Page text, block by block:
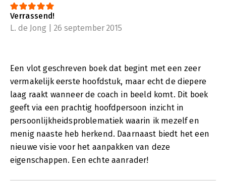
Verrassend!
L. de Jong | 26 september 2015
Een vlot geschreven boek dat begint met een zeer
vermakelijk eerste hoofdstuk, maar echt de diepere
laag raakt wanneer de coach in beeld komt. Dit boek
geeft via een prachtig hoofdpersoon inzicht in
persoonlijkheidsproblematiek waarin ik mezelf en
menig naaste heb herkend. Daarnaast biedt het een
nieuwe visie voor het aanpakken van deze
eigenschappen. Een echte aanrader!